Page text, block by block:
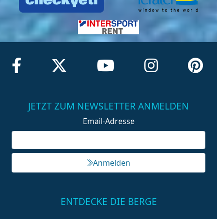
JETZT ZUM NEWSLETTER ANMELDEN
Email-Adresse
Anmelden
ENTDECKE DIE BERGE